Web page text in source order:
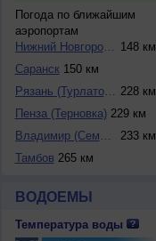
Погода по ближайшим
аэропортам
Нижний Новгород (... 148 км
Саранск150 км
Рязань (Турлатово... 228 км
Пенза (Терновка)229 км
Владимир (Семязин...
233 км
Тамбов 265 км
ВОДОЕМЫ
Температура воды